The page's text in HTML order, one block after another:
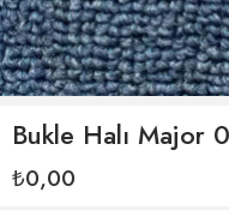
Bukle Halı Major
₺0,00